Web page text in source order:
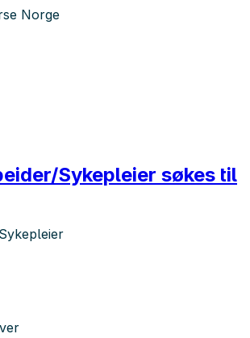
Norge
Sykepleier søkes til